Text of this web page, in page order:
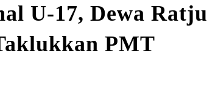
U-17, Dewa Ratju
PMT